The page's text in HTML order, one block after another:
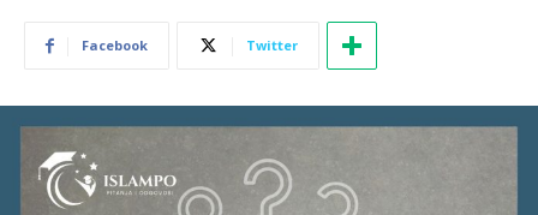
Facebook Twitter